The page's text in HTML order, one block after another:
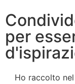
per
Ho raccolto